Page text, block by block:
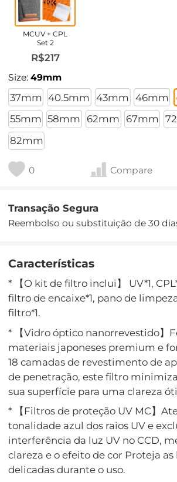
MCUV + CPL
Set 2
R$217
Size:49mm
37mm 40.5mm 43mm 46mm
55mm 58mm 62mm 67mm
82mm
0 Compare
Transação Segura
Reembolso ou substituição de 30
Características
* 【O kit de filtro inclui】 UV*1,
filtro de encaixe*1, pano de
filtro*1.
* 【Vidro óptico nanorrevestido】
materiais japoneses premium e
18 camadas de revestimento de
de penetração, este filtro
sua superfície para uma clareza
* 【Filtros de proteção UV MC】
tonalidade azul dos raios UV e
interferência da luz UV no CCD,
clareza e o efeito de cor Proteja as
delicadas durante o uso.